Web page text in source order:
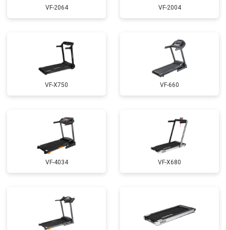
VF-2064 VF-2004
VF-X750 VF-660
VF-4034 VF-X680